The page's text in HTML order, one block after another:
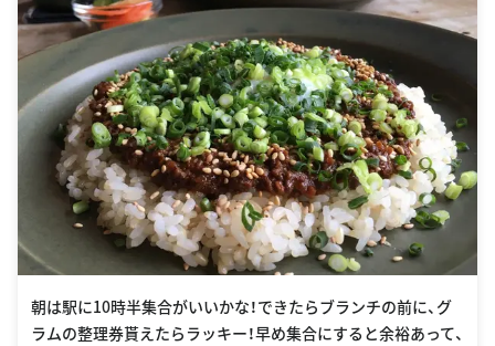
朝は駅に10時半集合がいいかな！できたらブランチの前に、グ
ラムの整理券貰えたらラッキー！早め集合にすると余裕あって、